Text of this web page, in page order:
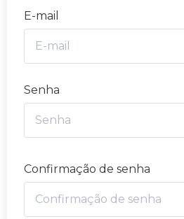
E-mail
Senha
Confirmação de senha